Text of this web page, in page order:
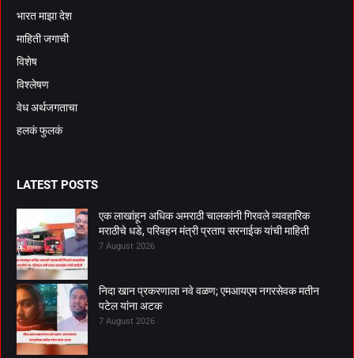
भारत माझा देश
माहिती जगाची
विशेष
विश्लेषण
वेध अर्थजगताचा
हलकं फुलकं
LATEST POSTS
एक लाखांहून अधिक अमराठी चालकांनी गिरवले व्यवहारिक
मराठीचे धडे, परिवहन मंत्री प्रताप सरनाईक यांची माहिती
7 August 2026
निदा खान प्रकरणाला नवे वळण; एमआयएम नगरसेवक मतीन
पटेल यांना अटक
7 August 2026